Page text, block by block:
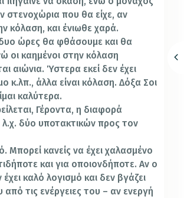
στενοχώρια που θα είχε, αν
κόλαση, και ένιωθε χαρά.
ώρες θα φθάσουμε και θα
οι καημένοι στην κόλαση
αιώνια. Ύστερα εκεί δεν έχει
κ.λπ., άλλα είναι κόλαση. Δόξα Σοι
καλύτερα.
Γέροντα, η διαφορά
λ.χ. δύο υποτακτικών προς τον
Μπορεί κανείς να έχει χαλασμένο
και για οποιονδήποτε. Αν ο
καλό λογισμό και δεν βγάζει
τις ενέργειες του – αν ενεργή